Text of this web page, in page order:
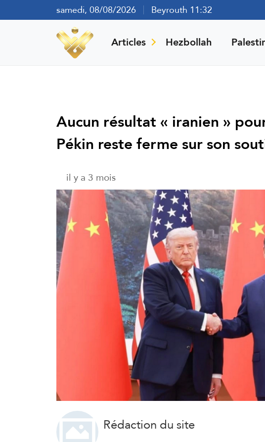
samedi, 08/08/2026 Beyrouth 11:32
Articles Hezbollah
Aucun résultat « iranien »
Pékin reste ferme sur son
il y a 3 mois
Rédaction du site